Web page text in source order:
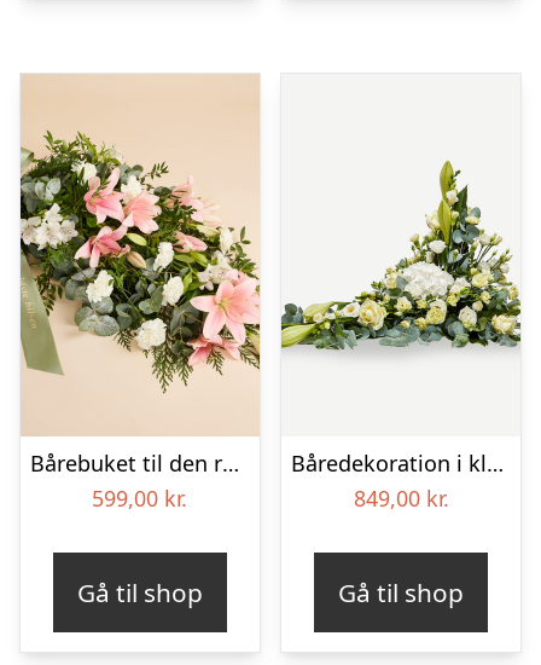
Bårebuket til den rolige afsked med bånd
599,00 kr.
Gå til shop
Båredekoration i klassisk stil – creme
849,00 kr.
Gå til shop